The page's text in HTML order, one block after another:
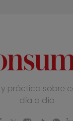
práctica sobre
día a día